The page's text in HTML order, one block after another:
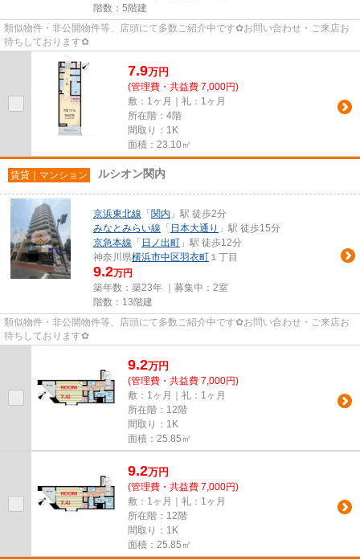
階数：5階建
類似物件・非公開物件等、店頭にて多数ご紹介中です✿お問い合わせ・ご来店お
待ちしております✿
7.9万円
(管理費・共益費 7,000円)
敷：1ヶ月｜礼：1ヶ月
所在階：4階
間取り：1K
面積：23.10㎡
賃貸｜マンション ルシオン関内
京浜東北線 「 関内 」駅 徒歩2分
みなとみらい線 「 日本大通り 」駅 徒歩15分
京急本線 「 日ノ出町 」駅 徒歩12分
神奈川県横浜市中区羽衣町 １丁目
9.2万円
築年数：築23年 ｜募集中： 2室
階数：13階建
類似物件・非公開物件等、店頭にて多数ご紹介中です✿お問い合わせ・ご来店お
待ちしております✿
9.2万円
(管理費・共益費 7,000円)
敷：1ヶ月｜礼：1ヶ月
所在階：12階
間取り：1K
面積：25.85㎡
9.2万円
(管理費・共益費 7,000円)
敷：1ヶ月｜礼：1ヶ月
所在階：12階
間取り：1K
面積：25.85㎡